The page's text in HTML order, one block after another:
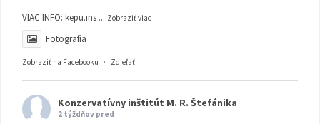
VIAC INFO: kepu.ins ... Zobraziť viac
Fotografia
Zobraziť na Facebooku · Zdieľať
Konzervatívny inštitút M. R. Štefánika
2 týždňov pred